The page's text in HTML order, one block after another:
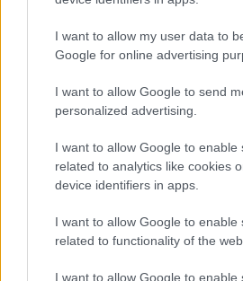
I want to allow my user data to
Google for online advertising
I want to allow Google to send
personalized advertising.
I want to allow Google to enable
related to analytics like cookies
device identifiers in apps.
I want to allow Google to enable
related to functionality of the
I want to allow Google to enable